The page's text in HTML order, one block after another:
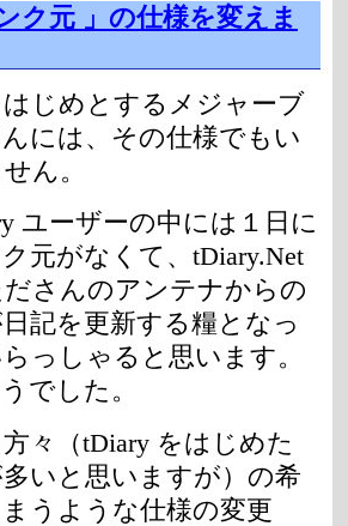
ク元 」の仕様を変えま
じめとするメジャーブ
には、その仕様でもい
ん。
ユーザーの中には１日に
元がなくて、tDiary.Net
さんのアンテナからの
記を更新する糧となっ
っしゃると思います。
でした。
々（tDiary をはじめた
いと思いますが）の希
うような仕様の変更